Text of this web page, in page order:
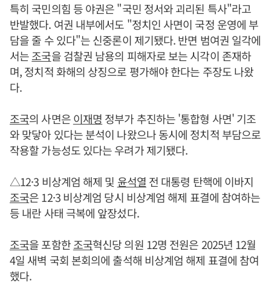
특히 국민의힘 등 야권은 "국민 정서와 괴리된 특사"라고
반발했다. 여권 내부에서도 "정치인 사면이 국정 운영에 부
담을 줄 수 있다"는 신중론이 제기됐다. 반면 범여권 일각에
서는조국을 검찰권 남용의 피해자로 보는 시각이 존재하
며, 정치적 화해의 상징으로 평가해야 한다는 주장도 나왔
다.
조국의 사면은이재명 정부가 추진하는 '통합형 사면' 기조
와 맞닿아 있다는 분석이 나왔으나 동시에 정치적 부담으로
작용할 가능성도 있다는 우려가 제기됐다.
△12·3 비상계엄 해제 및 윤석열 전 대통령 탄핵에 이바지
조국은 12·3 비상계엄 당시 비상계엄 해제 표결에 참여하는
등 내란 사태 극복에 앞장섰다.
조국을 포함한조국혁신당 의원 12명 전원은 2025년 12월
4일 새벽 국회 본회의에 출석해 비상계엄 해제 표결에 참여
했다.